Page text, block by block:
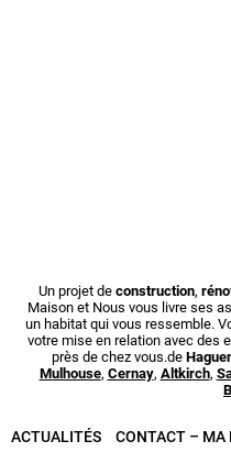
Un projet de construction,
Maison et Nous vous livre ses
un habitat qui vous ressemble.
votre mise en relation avec des
près de chez vous.de
Mulhouse, Cernay, Altkirch,
ACTUALITÉS CONTACT – MA